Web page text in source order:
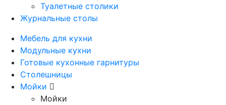
Туалетные столики
Журнальные столы
Мебель для кухни
Модульные кухни
Готовые кухонные гарнитуры
Столешницы
Мойки
Мойки